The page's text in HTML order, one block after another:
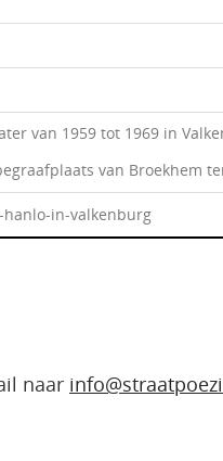
van 1959 tot 1969 in
van Broekhem
in-valkenburg
naar